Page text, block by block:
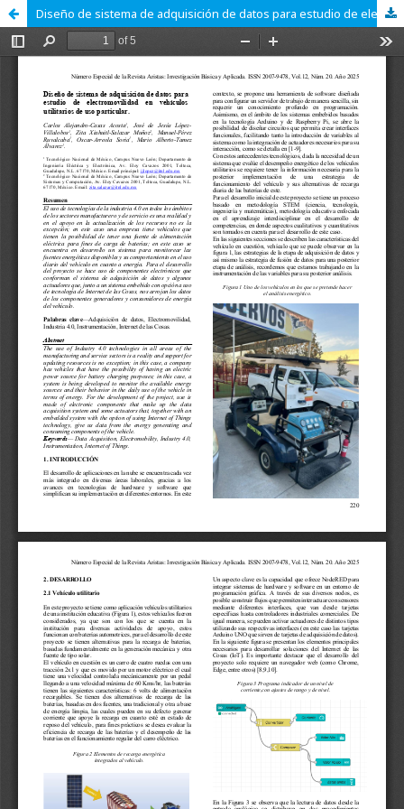
Diseño de sistema de adquisición de datos para estudio de electromovilidad en vehículos utilitarios de uso particular.